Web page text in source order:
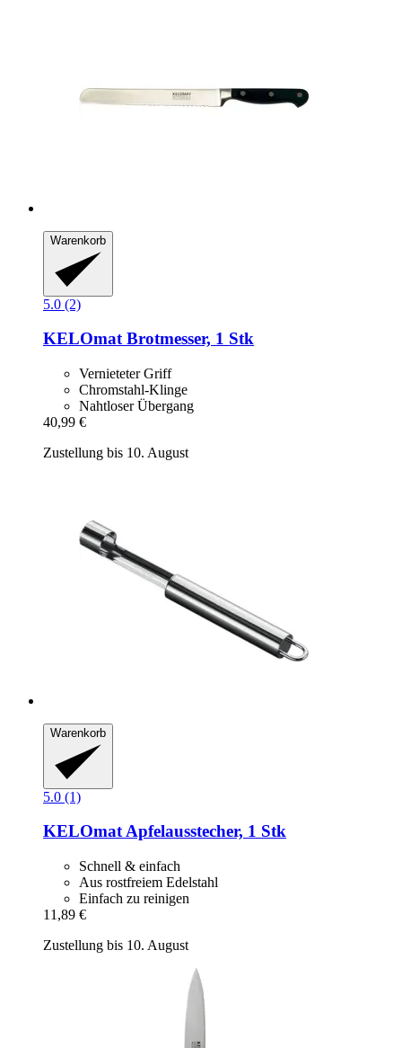
Warenkorb
5.0 (2)
KELOmatBrotmesser, 1 Stk
Vernieteter Griff
Chromstahl-Klinge
Nahtloser Übergang
40,99 €
Zustellung bis 10. August
Warenkorb
5.0 (1)
KELOmatApfelausstecher, 1 Stk
Schnell & einfach
Aus rostfreiem Edelstahl
Einfach zu reinigen
11,89 €
Zustellung bis 10. August